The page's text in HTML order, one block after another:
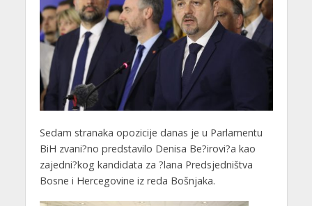
Sedam stranaka opozicije danas je u Parlamentu
BiH zvani?no predstavilo Denisa Be?irovi?a kao
zajedni?kog kandidata za ?lana Predsjedništva
Bosne i Hercegovine iz reda Bošnjaka.